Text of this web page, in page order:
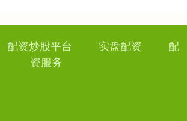
配资炒股平台 实盘配资
配
资服务